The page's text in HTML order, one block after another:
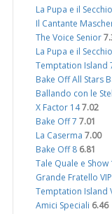
La Pupa e il
Il Cantante
The Voice Senior
La Pupa e il
Temptation Island
Bake Off All Stars
Ballando con le
X Factor 147.02
Bake Off 7 7.01
La Caserma 7.00
Bake Off 8 6.81
Tale Quale e Show
Grande Fratello
Temptation Island
Amici Speciali 6.46